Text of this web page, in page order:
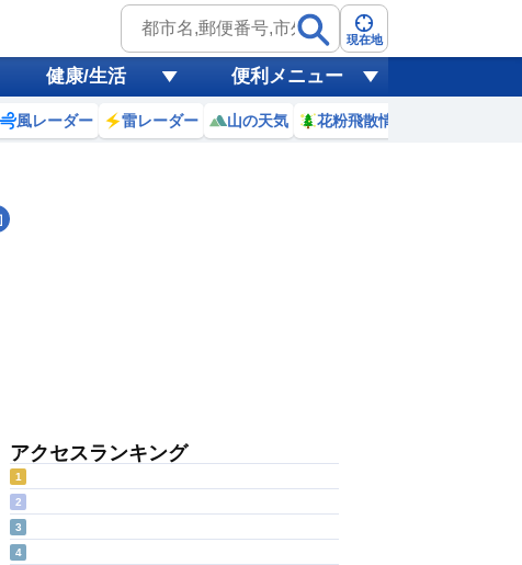
現在地
健康/生活 便利メニュー
風レーダー 雷レーダー 山の天気 花粉飛散情報
アクセスランキング
1
2
3
4